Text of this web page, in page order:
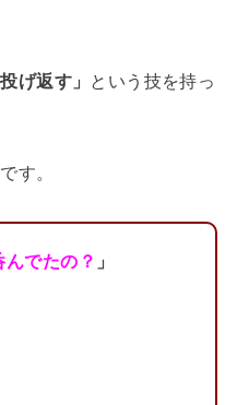
げ返す」 という技を持っ
す。
んでたの？ 」